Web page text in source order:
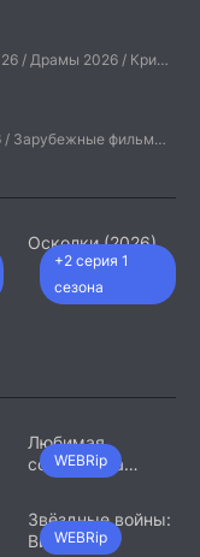
Боевики 2026 / Детективы 2026 / Драмы 2026 / Криминальные фильмы 2026 / Триллеры 2026 / Зарубежные фильмы 2026 / Американские фильмы / Фильмы 2026
Драмы 2026 / Триллеры 2026 / Зарубежные фильмы 2026 / Американские фильмы / Фильмы 2026
+2 серия 1
сезона
Осколки (2026)
WEBRip
Любимая
сотрудница
WEBRip
Звёздные войны:
Видения.